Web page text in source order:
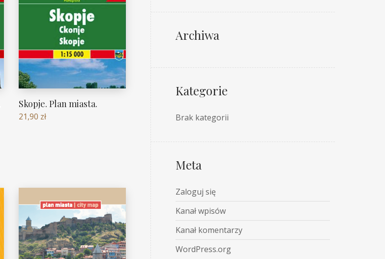
Skopje. Plan miasta.
21,90 zł
Archiwa
Kategorie
Brak kategorii
Meta
Zaloguj się
Kanał wpisów
Kanał komentarzy
WordPress.org